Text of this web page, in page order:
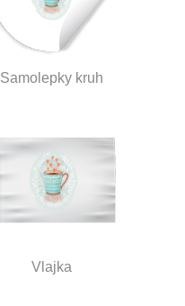
Samolepky kruh
Vlajka